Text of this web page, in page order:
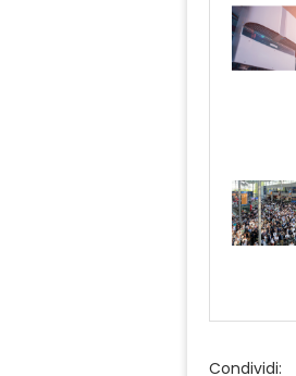
Condividi: